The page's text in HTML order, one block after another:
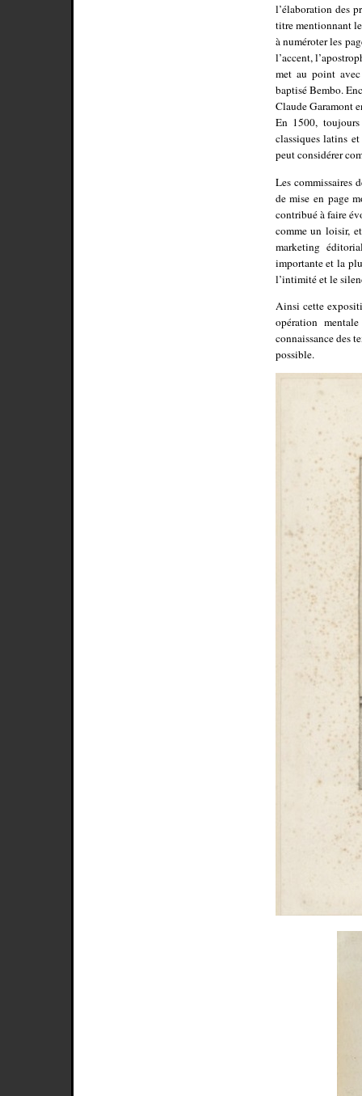
l’élaboration des
titre mentionnant
à numéroter les
l’accent,
met au point
baptisé Bembo.
Claude Garamont
En 1500,
classiques latins
peut considérer
Les commissaires
de mise en page
contribué à faire
comme un loisir,
marketing
importante et la
l’intimité et le
Ainsi cette
opération
connaissance des
possible.